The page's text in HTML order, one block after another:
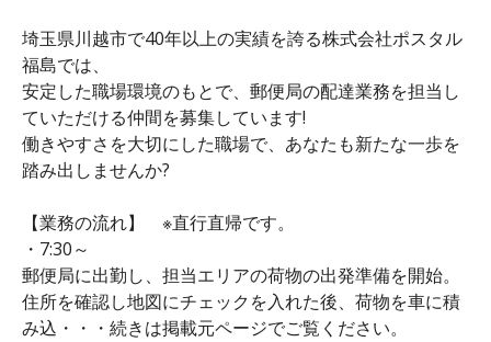
埼玉県川越市で40年以上の実績を誇る株式会社ポスタル
福島では、
安定した職場環境のもとで、郵便局の配達業務を担当し
ていただける仲間を募集しています!
働きやすさを大切にした職場で、あなたも新たな一歩を
踏み出しませんか?
【業務の流れ】 ※直行直帰です。
・7:30～
郵便局に出勤し、担当エリアの荷物の出発準備を開始。
住所を確認し地図にチェックを入れた後、荷物を車に積
み込・・・続きは掲載元ページでご覧ください。